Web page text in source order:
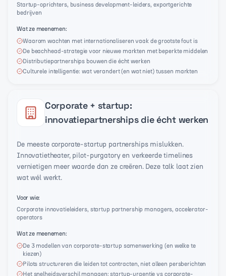
Startup-oprichters, business development-leiders, exportgerichte
bedrijven
Wat ze meenemen:
Waarom wachten met internationaliseren vaak de grootste fout is
De beachhead-strategie voor nieuwe markten met beperkte middelen
Distributiepartnerships bouwen die écht werken
Culturele intelligentie: wat verandert (en wat niet) tussen markten
Corporate + startup:
innovatiepartnerships die écht werken
De meeste corporate-startup partnerships mislukken.
Innovatietheater, pilot-purgatory en verkeerde timelines
vernietigen meer waarde dan ze creëren. Deze talk laat zien
wat wél werkt.
Voor wie:
Corporate innovatieleiders, startup partnership managers, accelerator-
operators
Wat ze meenemen:
De 3 modellen van corporate-startup samenwerking (en welke te
kiezen)
Pilots structureren die leiden tot contracten, niet alleen persberichten
Het snelheidsverschil managen: startup-urgentie vs corporate-